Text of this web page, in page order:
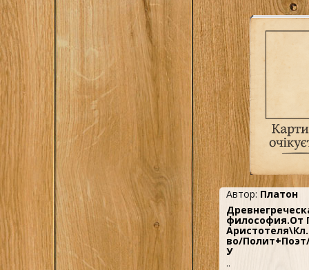
лово, Мн.
ТЕРРА, М.
Учпедгиз, М.
Фаир, М.
Феникс, РнД.
Черо, М.
Эксмо, М.
Янтарный сказ,
Калининград
Автор: Платон
философия.От
во/
У
..